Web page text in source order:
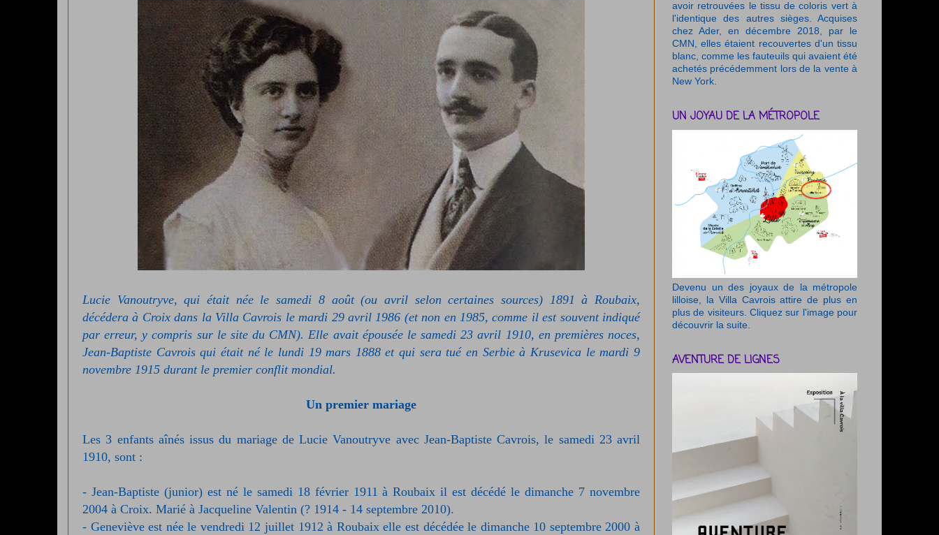
Lucie Vanoutryve, qui était née le samedi 8 août (ou avril selon certaines sources) 1891 à Roubaix,
décéderaà Croix dans la Villa Cavrois le mardi 29 avril 1986 (et non en 1985, comme il est souvent indiqué
par erreur, y compris sur le site du CMN). Elle avait épousée le samedi 23 avril 1910, en premières noces,
Jean-Baptiste Cavrois qui était né le lundi 19 mars 1888 et qui sera tué en Serbie à Krusevica le mardi 9
novembre 1915 durant le premier conflit mondial.
Un premier mariage
Les 3 enfants aînés issus du mariage de Lucie Vanoutryve avec Jean-Baptiste Cavrois, le samedi 23 avril
1910, sont :
- Jean-Baptiste (junior) est né le samedi 18 février 1911 à Roubaix il est décédé le dimanche 7 novembre
2004 à Croix. Marié à Jacqueline Valentin (? 1914 - 14 septembre 2010).
- Geneviève est née le vendredi 12 juillet 1912 à Roubaix elle est décédée le dimanche 10 septembre 2000 à
avoir retrouvées le tissu de coloris vert à
l'identique des autres sièges. Acquises
chez Ader, en décembre 2018, par le
CMN, elles étaient recouvertes d'un tissu
blanc, comme les fauteuils qui avaient été
achetés précédemment lors de la vente à
New York.
UN JOYAU DE LA MÉTROPOLE
Devenu un des joyaux de la métropole
lilloise, la Villa Cavrois attire de plus en
plus de visiteurs. Cliquez sur l'image pour
découvrir la suite.
AVENTURE DE LIGNES